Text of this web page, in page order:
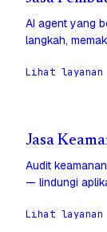
AI agent yang
langkah,
Lihat layanan
Jasa
Audit
— lindungi
Lihat layanan